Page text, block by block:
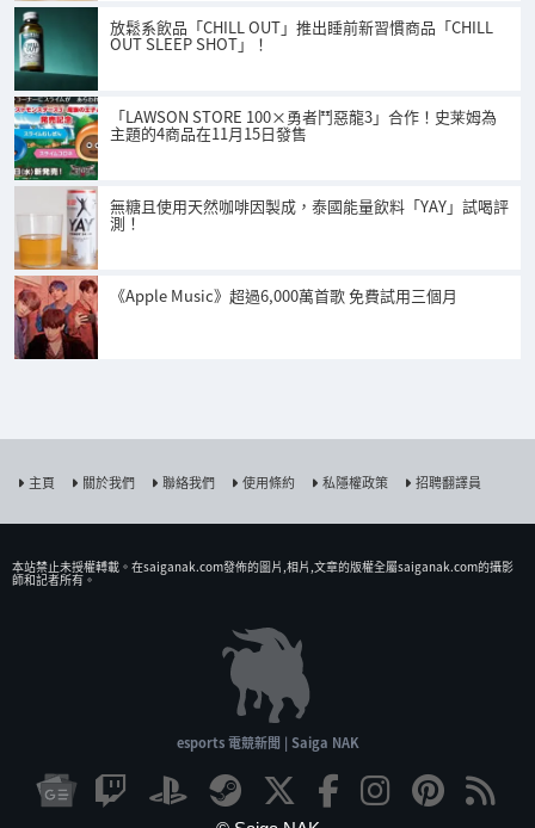
放鬆系飲品「CHILL OUT」推出睡前新習慣商品「CHILL
OUT SLEEP SHOT」！
「LAWSON STORE 100×勇者鬥惡龍3」合作！史莱姆為
主題的4商品在11月15日發售
無糖且使用天然咖啡因製成，泰國能量飲料「YAY」試喝評
測！
《Apple Music》超過6,000萬首歌 免費試用三個月
主頁 關於我們 聯絡我們 使用條約 私隱權政策 招聘翻譯員
本站禁止未授權𨍭載。在saiganak.com發佈的圖片,相片,文章的版權全屬saiganak.com的攝影
師和記者所有。
esports 電競新聞 | Saiga NAK